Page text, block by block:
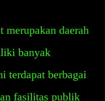
merupakan daerah
banyak
terdapat berbagai
fasilitas publik